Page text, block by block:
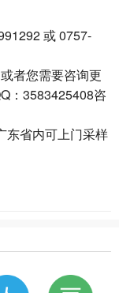
或 0757-
者您需要咨询更
：3583425408咨
省内可上门采样